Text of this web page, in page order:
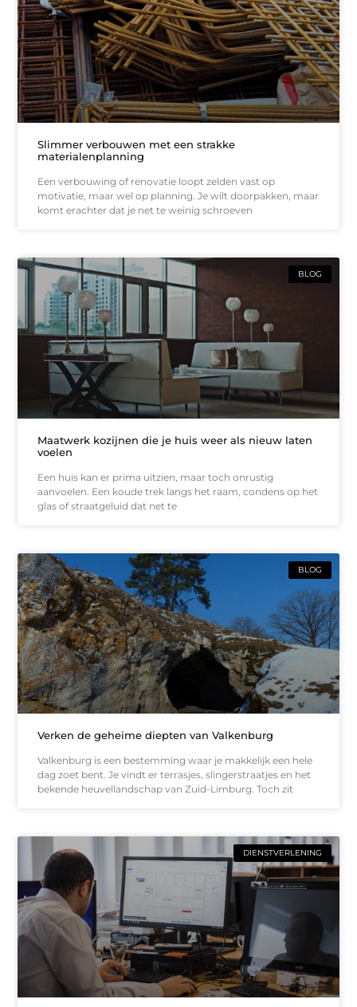
Slimmer verbouwen met een strakke
materialenplanning
Een verbouwing of renovatie loopt zelden vast op
motivatie, maar wel op planning. Je wilt doorpakken, maar
komt erachter dat je net te weinig schroeven
BLOG
Maatwerk kozijnen die je huis weer als nieuw laten
voelen
Een huis kan er prima uitzien, maar toch onrustig
aanvoelen. Een koude trek langs het raam, condens op het
glas of straatgeluid dat net te
BLOG
Verken de geheime diepten van Valkenburg
Valkenburg is een bestemming waar je makkelijk een hele
dag zoet bent. Je vindt er terrasjes, slingerstraatjes en het
bekende heuvellandschap van Zuid-Limburg. Toch zit
DIENSTVERLENING